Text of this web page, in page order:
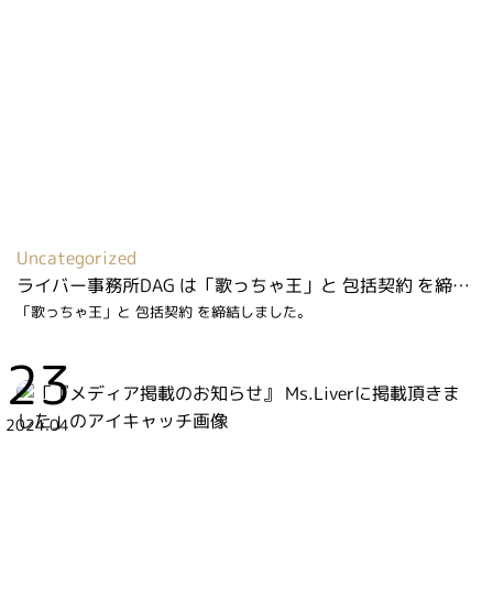
Uncategorized
ライバー事務所DAG は「歌っちゃ王」と 包括契約 を締結しました
「歌っちゃ王」と 包括契約 を締結しました。
23
2024.04